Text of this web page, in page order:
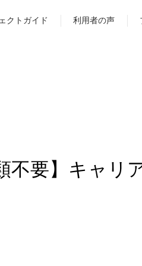
クトガイド 利用者の声
不要】キャリ